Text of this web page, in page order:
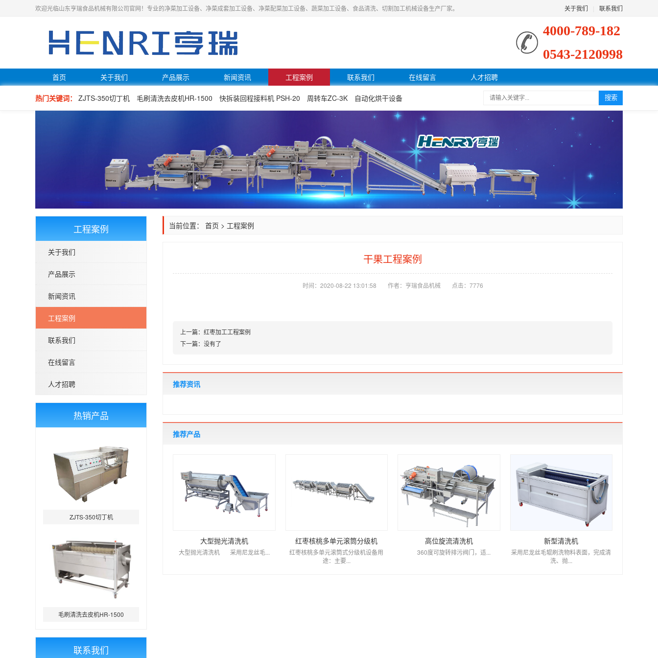
关于我们 联系我们
欢迎光临山东亨瑞食品机械有限公司官网！专业的净菜加工设备、净菜成套加工设备、净菜配菜加工设备、蔬菜加工设备、食品清洗、切割加工机械设备生产厂家。
4000-789-182
0543-2120998
首页 关于我们 产品展示 新闻资讯 工程案例 联系我们 在线留言 人才招聘
热门关键词： ZJTS-350切丁机 毛刷清洗去皮机HR-1500 快拆装回程接料机 PSH-20 周转车ZC-3K 自动化烘干设备 搜索
工程案例
关于我们
产品展示
新闻资讯
工程案例
联系我们
在线留言
人才招聘
热销产品
ZJTS-350切丁机
毛刷清洗去皮机HR-1500
联系我们
当前位置： 首页 > 工程案例
干果工程案例
时间：2020-08-22 13:01:58 作者：亨瑞食品机械 点击： 7776
上一篇： 红枣加工工程案例
下一篇： 没有了
推荐资讯
推荐产品
大型抛光清洗机
大型抛光清洗机 采用尼龙丝毛...
红枣核桃多单元滚筒分级机
红枣核桃多单元滚筒式分级机设备用
途：主要...
高位旋流清洗机
360度可旋转排污阀门，适...
新型清洗机
采用尼龙丝毛辊刷洗物料表面，完成清
洗、抛...